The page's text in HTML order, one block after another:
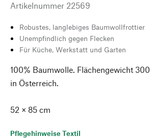
Artikelnummer 22569
Robustes, langlebiges Baumwollfrottier
Unempfindlich gegen Flecken
Für Küche, Werkstatt und Garten
100% Baumwolle. Flächengewicht
in Österreich.
52 × 85 cm
Pflegehinweise Textil